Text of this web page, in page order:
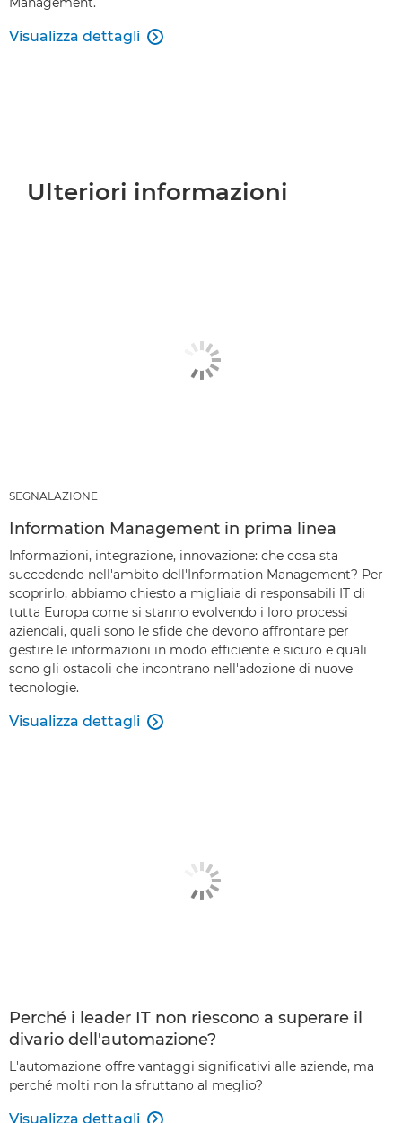
Visualizza dettagli 
Ulteriori informazioni
SEGNALAZIONE
Information Management in prima linea
Informazioni, integrazione, innovazione: che cosa sta
succedendo nell'ambito dell'Information Management? Per
scoprirlo, abbiamo chiesto a migliaia di responsabili IT di
tutta Europa come si stanno evolvendo i loro processi
aziendali, quali sono le sfide che devono affrontare per
gestire le informazioni in modo efficiente e sicuro e quali
sono gli ostacoli che incontrano nell'adozione di nuove
tecnologie.
Visualizza dettagli 
Perché i leader IT non riescono a superare il
divario dell'automazione?
L'automazione offre vantaggi significativi alle aziende, ma
perché molti non la sfruttano al meglio?
Visualizza dettagli 